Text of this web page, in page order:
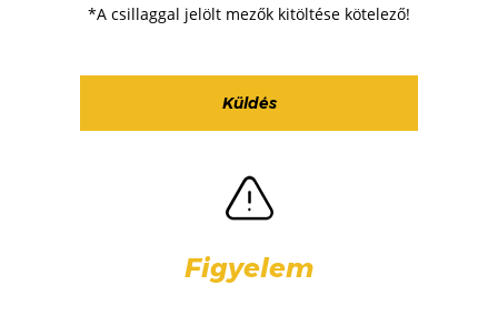
*A csillaggal jelölt mezők kitöltése kötelező!
Figyelem